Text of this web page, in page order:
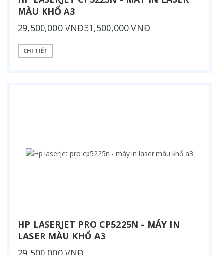
MÀU KHỔ A3
29,500,000 VNĐ31,500,000 VNĐ
CHI TIẾT
HP LASERJET PRO CP5225N - MÁY IN
LASER MÀU KHỔ A3
29,500,000 VNĐ